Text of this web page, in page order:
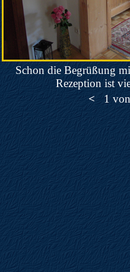
Schon die Begrüßung
Rezeption ist
<
1 von